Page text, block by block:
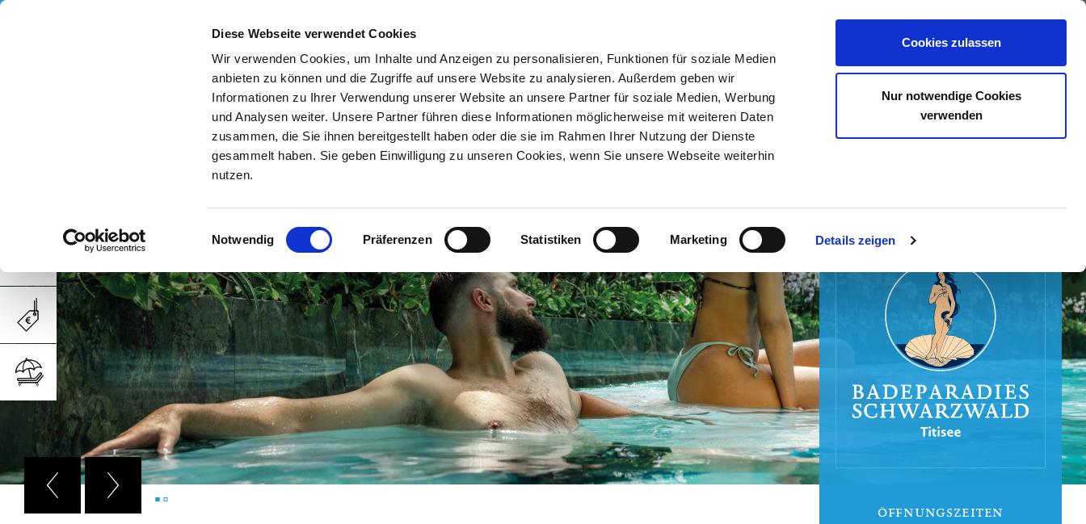
Diese Webseite verwendet Cookies
Wir verwenden Cookies, um Inhalte und Anzeigen zu personalisieren, Funktionen für soziale Medien
anbieten zu können und die Zugriffe auf unsere Website zu analysieren. Außerdem geben wir
Informationen zu Ihrer Verwendung unserer Website an unsere Partner für soziale Medien, Werbung
und Analysen weiter. Unsere Partner führen diese Informationen möglicherweise mit weiteren Daten
zusammen, die Sie ihnen bereitgestellt haben oder die sie im Rahmen Ihrer Nutzung der Dienste
gesammelt haben. Sie geben Einwilligung zu unseren Cookies, wenn Sie unsere Webseite weiterhin
nutzen.
Einwilligungsauswahl
Notwendig Präferenzen Statistiken Marketing Details zeigen
Cookies zulassen
Nur notwendige Cookies
verwenden
0
ÖFFNUNGSZEITEN